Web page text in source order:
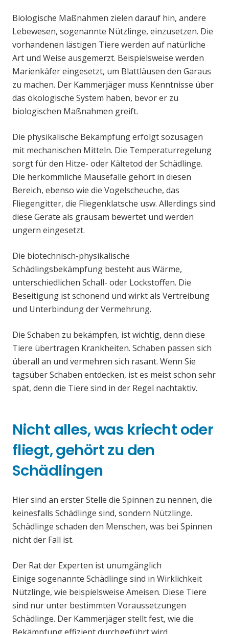
Biologische Maßnahmen zielen darauf hin, andere
Lebewesen, sogenannte Nützlinge, einzusetzen. Die
vorhandenen lästigen Tiere werden auf natürliche
Art und Weise ausgemerzt. Beispielsweise werden
Marienkäfer eingesetzt, um Blattläusen den Garaus
zu machen. Der Kammerjäger muss Kenntnisse über
das ökologische System haben, bevor er zu
biologischen Maßnahmen greift.
Die physikalische Bekämpfung erfolgt sozusagen
mit mechanischen Mitteln. Die Temperaturregelung
sorgt für den Hitze- oder Kältetod der Schädlinge.
Die herkömmliche Mausefalle gehört in diesen
Bereich, ebenso wie die Vogelscheuche, das
Fliegengitter, die Fliegenklatsche usw. Allerdings sind
diese Geräte als grausam bewertet und werden
ungern eingesetzt.
Die biotechnisch-physikalische
Schädlingsbekämpfung besteht aus Wärme,
unterschiedlichen Schall- oder Lockstoffen. Die
Beseitigung ist schonend und wirkt als Vertreibung
und Unterbindung der Vermehrung.
Die Schaben zu bekämpfen, ist wichtig, denn diese
Tiere übertragen Krankheiten. Schaben passen sich
überall an und vermehren sich rasant. Wenn Sie
tagsüber Schaben entdecken, ist es meist schon sehr
spät, denn die Tiere sind in der Regel nachtaktiv.
Nicht alles, was kriecht oder
fliegt, gehört zu den
Schädlingen
Hier sind an erster Stelle die Spinnen zu nennen, die
keinesfalls Schädlinge sind, sondern Nützlinge.
Schädlinge schaden den Menschen, was bei Spinnen
nicht der Fall ist.
Der Rat der Experten ist unumgänglich
Einige sogenannte Schädlinge sind in Wirklichkeit
Nützlinge, wie beispielsweise Ameisen. Diese Tiere
sind nur unter bestimmten Voraussetzungen
Schädlinge. Der Kammerjäger stellt fest, wie die